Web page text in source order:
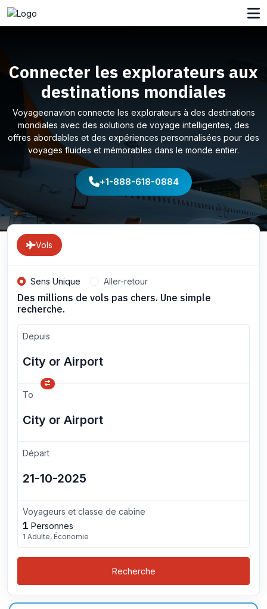
Connecter les explorateurs aux
destinations mondiales
Voyageenavion connecte les explorateurs à des destinations
mondiales avec des solutions de voyage intelligentes, des
offres abordables et des expériences personnalisées pour des
voyages fluides et mémorables dans le monde entier.
+1-888-618-0884
Vols
Sens Unique Aller-retour
Des millions de vols pas chers. Une simple
recherche.
Depuis
To
Départ
Voyageurs et classe de cabine
1 Personnes
1 Adulte, Économie
Recherche